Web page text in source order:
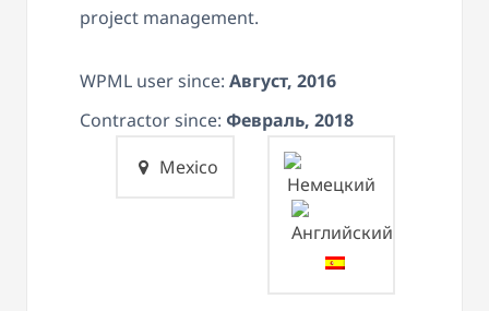
project management.
WPML user since: Август, 2016
Contractor since: Февраль, 2018
Mexico